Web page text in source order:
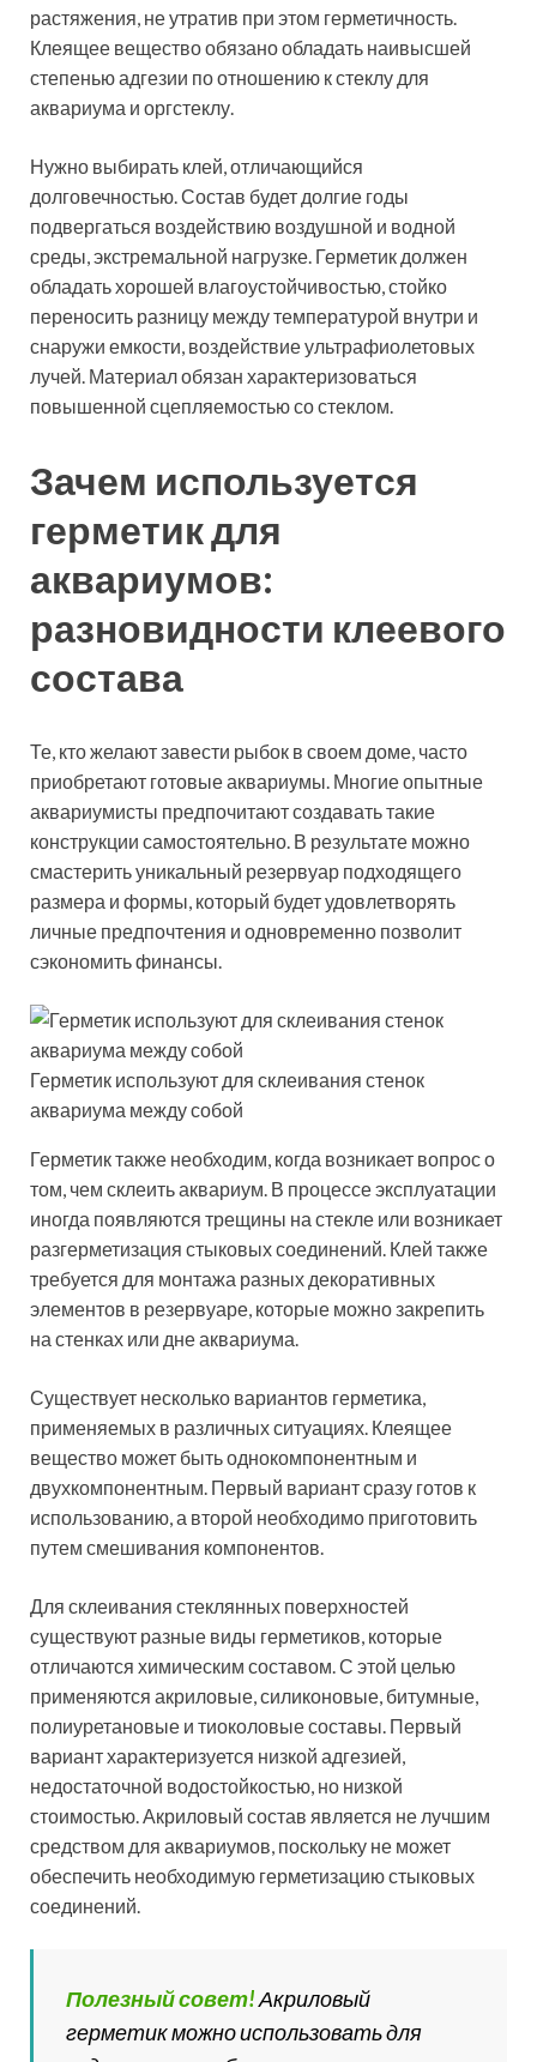
растяжения, не утратив при этом герметичность.
Клеящее вещество обязано обладать наивысшей
степенью адгезии по отношению к стеклу для
аквариума и оргстеклу.
Нужно выбирать клей, отличающийся
долговечностью. Состав будет долгие годы
подвергаться воздействию воздушной и водной
среды, экстремальной нагрузке. Герметик должен
обладать хорошей влагоустойчивостью, стойко
переносить разницу между температурой внутри и
снаружи емкости, воздействие ультрафиолетовых
лучей. Материал обязан характеризоваться
повышенной сцепляемостью со стеклом.
Зачем используется
герметик для
аквариумов:
разновидности клеевого
состава
Те, кто желают завести рыбок в своем доме, часто
приобретают готовые аквариумы. Многие опытные
аквариумисты предпочитают создавать такие
конструкции самостоятельно. В результате можно
смастерить уникальный резервуар подходящего
размера и формы, который будет удовлетворять
личные предпочтения и одновременно позволит
сэкономить финансы.
Герметик используют для склеивания стенок
аквариума между собой
Герметик также необходим, когда возникает вопрос о
том, чем склеить аквариум. В процессе эксплуатации
иногда появляются трещины на стекле или возникает
разгерметизация стыковых соединений. Клей также
требуется для монтажа разных декоративных
элементов в резервуаре, которые можно закрепить
на стенках или дне аквариума.
Существует несколько вариантов герметика,
применяемых в различных ситуациях. Клеящее
вещество может быть однокомпонентным и
двухкомпонентным. Первый вариант сразу готов к
использованию, а второй необходимо приготовить
путем смешивания компонентов.
Для склеивания стеклянных поверхностей
существуют разные виды герметиков, которые
отличаются химическим составом. С этой целью
применяются акриловые, силиконовые, битумные,
полиуретановые и тиоколовые составы. Первый
вариант характеризуется низкой адгезией,
недостаточной водостойкостью, но низкой
стоимостью. Акриловый состав является не лучшим
средством для аквариумов, поскольку не может
обеспечить необходимую герметизацию стыковых
соединений.
Полезный совет!Акриловый
герметик можно использовать для